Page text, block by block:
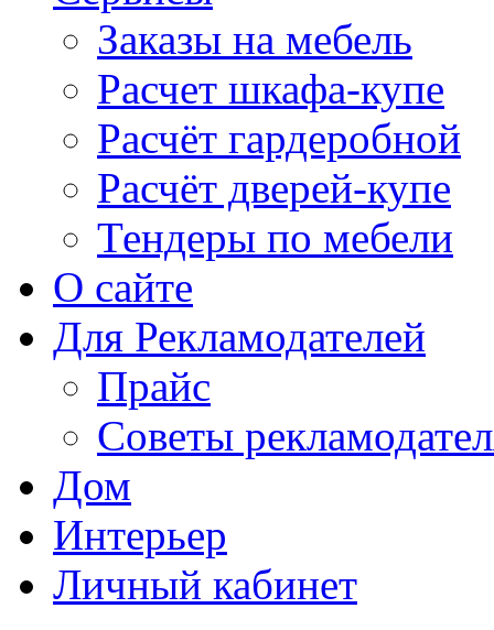
Заказы на мебель
Расчет шкафа-купе
Расчёт гардеробной
Расчёт дверей-купе
Тендеры по мебели
О сайте
Для Рекламодателей
Прайс
Советы
Дом
Интерьер
Личный кабинет